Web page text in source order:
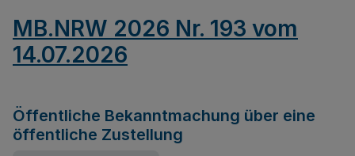
MB.NRW 2026 Nr. 193 vom
14.07.2026
Öffentliche Bekanntmachung über eine
öffentliche Zustellung